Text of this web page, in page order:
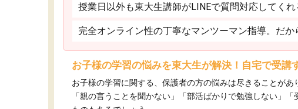
授業日以外も東大生講師がLINEで質問対応してくれ
完全オンライン性の丁寧なマンツーマン指導。だか
お子様の学習の悩みを東大生が解決！自宅で受講
お子様の学習に関する、保護者の方の悩みは尽きることがあ
「親の言うことを聞かない」「部活ばかりで勉強しない」